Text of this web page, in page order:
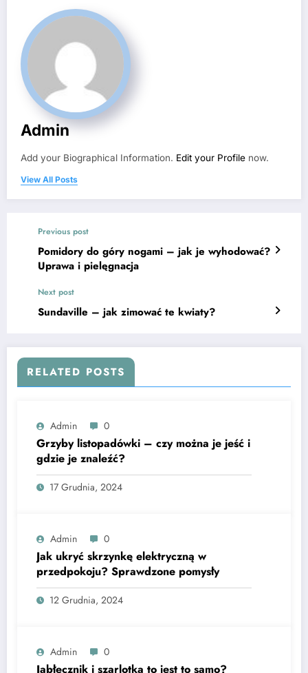
Admin
Add your Biographical Information. Edit your Profile now.
View All Posts
Previous post
Pomidory do góry nogami – jak je wyhodować?
Uprawa i pielęgnacja
Next post
Sundaville – jak zimować te kwiaty?
RELATED POSTS
Admin 0
Grzyby listopadówki – czy można je jeść i
gdzie je znaleźć?
17 Grudnia, 2024
Admin 0
Jak ukryć skrzynkę elektryczną w
przedpokoju? Sprawdzone pomysły
12 Grudnia, 2024
Admin 0
Jabłecznik i szarlotka to jest to samo?